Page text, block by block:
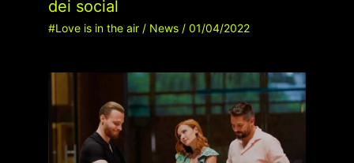
dei social
#Love is in the air/ News/ 01/04/2022